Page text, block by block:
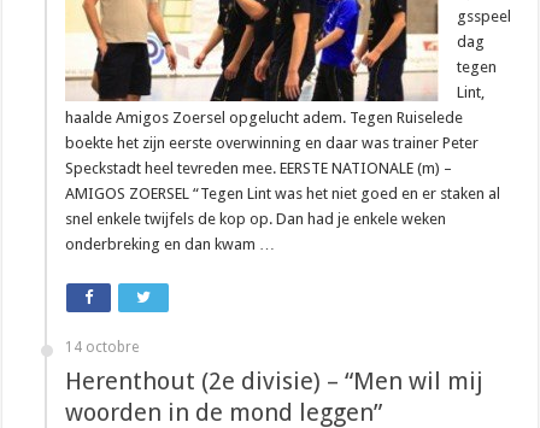
gsspeel
dag
tegen
Lint,
haalde Amigos Zoersel opgelucht adem. Tegen Ruiselede
boekte het zijn eerste overwinning en daar was trainer Peter
Speckstadt heel tevreden mee. EERSTE NATIONALE (m) –
AMIGOS ZOERSEL “Tegen Lint was het niet goed en er staken al
snel enkele twijfels de kop op. Dan had je enkele weken
onderbreking en dan kwam …
14 octobre
Herenthout (2e divisie) – “Men wil mij
woorden in de mond leggen”